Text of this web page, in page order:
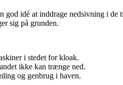
idé at inddrage nedsivning i
sig på grunden.
i stedet for kloak.
ikke kan trænge ned.
og genbrug i haven.